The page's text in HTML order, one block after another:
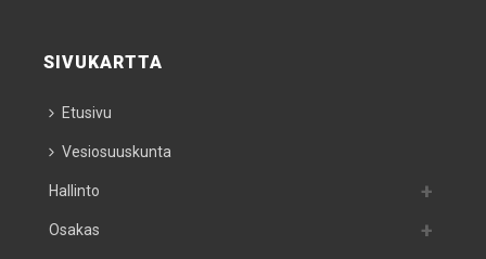
SIVUKARTTA
Etusivu
Vesiosuuskunta
Hallinto
Osakas